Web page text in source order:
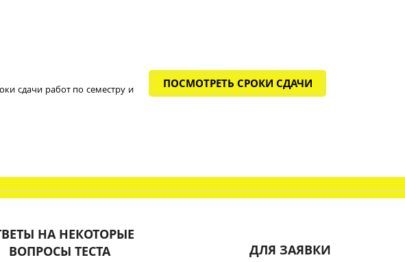
сдачи работ по семестру и
ПОСМОТРЕТЬ СРОКИ СДАЧИ
НА НЕКОТОРЫЕ
ВОПРОСЫ ТЕСТА
ДЛЯ ЗАЯВКИ